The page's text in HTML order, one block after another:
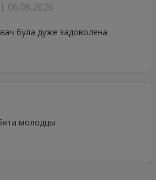
06.08.2026
була дуже задоволена
молодцы.